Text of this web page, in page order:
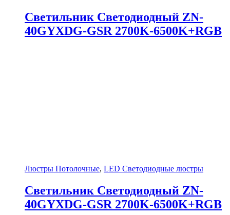
Светильник Светодиодный ZN-
40GYXDG-GSR 2700K-6500K+RGB
Люстры Потолочные, LED Светодиодные люстры
Светильник Светодиодный ZN-
40GYXDG-GSR 2700K-6500K+RGB